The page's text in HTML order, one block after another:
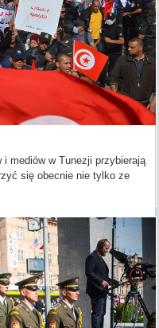
mediów w Tunezji przybierają
się obecnie nie tylko ze